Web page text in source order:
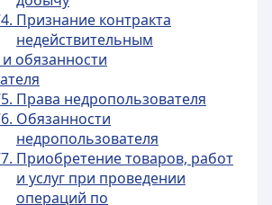
Признание контракта
недействительным
обязанности
Права недропользователя
Обязанности
недропользователя
Приобретение товаров, работ
и услуг при проведении
операций по